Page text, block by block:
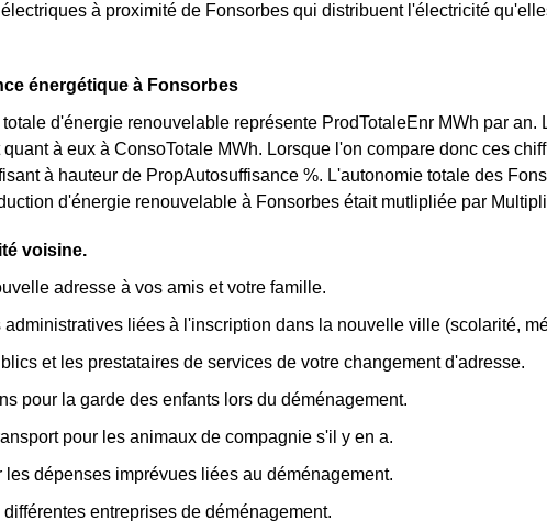
électriques à proximité de Fonsorbes qui distribuent l'électricité
énergétique à Fonsorbes
d'énergie renouvelable représente ProdTotaleEnr MWh par an.
à eux à ConsoTotale MWh. Lorsque l'on compare donc ces
à hauteur de PropAutosuffisance %. L'autonomie totale des
d'énergie renouvelable à Fonsorbes était mutlipliée par
voisine.
adresse à vos amis et votre famille.
administratives liées à l'inscription dans la nouvelle ville (scolarité,
et les prestataires de services de votre changement d'adresse.
pour la garde des enfants lors du déménagement.
pour les animaux de compagnie s'il y en a.
les dépenses imprévues liées au déménagement.
entreprises de déménagement.